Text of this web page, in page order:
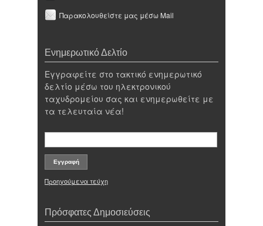
Παρακολουθείστε μας μέσω Mail
Ενημερωτικό Δελτίο
Εγγραφείτε στο τακτικό ενημερωτικό
δελτίο μέσω του ηλεκτρονικού
ταχυδρομείου σας και ενημερωθείτε με
τα τελευταία νέα!
Προηγούμενα τεύχη
Πρόσφατες Δημοσιεύσεις